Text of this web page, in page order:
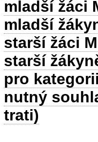
mladší žáci
mladší
starší žáci
starší
pro
nutný
trati)